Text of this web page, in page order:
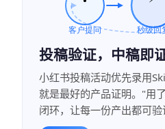
投稿验证，中稿即
小红书投稿活动优先录用
就是最好的产品证明。"用
闭环，让每一份产出都可验